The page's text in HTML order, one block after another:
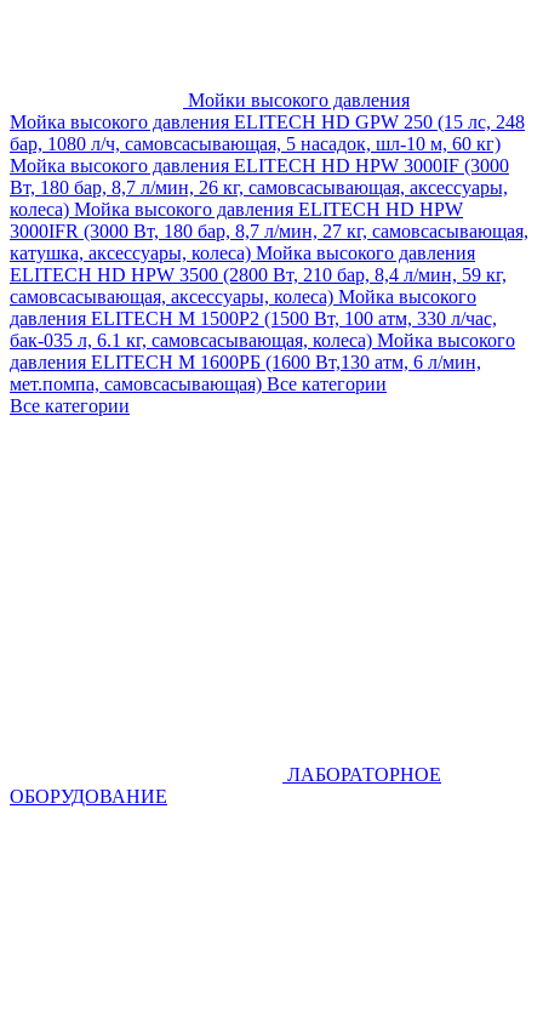
Мойки высокого давления
Мойка высокого давления ELITECH HD GPW 250 (15 лс, 248
бар, 1080 л/ч, самовсасывающая, 5 насадок, шл-10 м, 60 кг)
Мойка высокого давления ELITECH HD HPW 3000IF (3000
Вт, 180 бар, 8,7 л/мин, 26 кг, самовсасывающая, аксессуары,
колеса) Мойка высокого давления ELITECH HD HPW
3000IFR (3000 Вт, 180 бар, 8,7 л/мин, 27 кг, самовсасывающая,
катушка, аксессуары, колеса) Мойка высокого давления
ELITECH HD HPW 3500 (2800 Вт, 210 бар, 8,4 л/мин, 59 кг,
самовсасывающая, аксессуары, колеса) Мойка высокого
давления ELITECH M 1500P2 (1500 Вт, 100 атм, 330 л/час,
бак-035 л, 6.1 кг, самовсасывающая, колеса) Мойка высокого
давления ELITECH М 1600РБ (1600 Вт,130 атм, 6 л/мин,
мет.помпа, самовсасывающая) Все категории
Все категории
ЛАБОРАТОРНОЕ
ОБОРУДОВАНИЕ